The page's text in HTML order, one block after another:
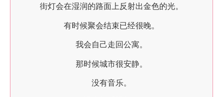
街灯会在湿润的路面上反射出金色的光。
有时候聚会结束已经很晚。
我会自己走回公寓。
那时候城市很安静。
没有音乐。